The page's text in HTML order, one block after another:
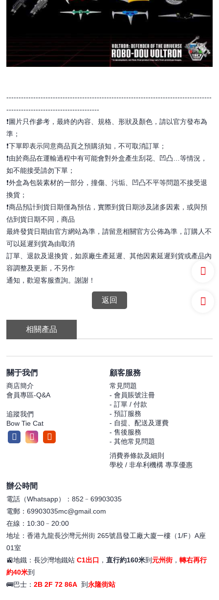
------------------------------------------------------------------------------------
--------------------------------------
❗️圖片只作參考，最終的內容、規格、形狀及顏色，請以官方發布為
準；
❗️下單即表示同意商品頁之預購須知，不可取消訂單；
❗️由於商品在運輸過程中有可能會對外盒產生刮花、凹凸…等情況，
如不能接受請勿下單；
❗️外盒為包裝素材的一部分，撞傷、污垢、凹凸不平等問題不接受退
換貨；
❗️商品預計到貨日期僅為預估，實際到貨日期涉及諸多因素，或與預
估到貨日期不同，商品
最終發貨日期由官方網站為準，請留意相關官方公佈為準，訂購人不
可以延遲到貨為由取消
訂單、退款及退換貨，如原廠生產延遲、其他因素延遲到貨或產品內
容調整及更新，不另作
通知，歡迎客服查詢。謝謝！
返回
相關產品
關于我們
商店簡介
會員專區-Q&A
追蹤我們
Bow Tie Cat
顧客服務
常見問題
- 會員賬號注冊
- 訂單 / 付款
- 預訂服務
- 自提、配送及運費
- 售後服務
- 其他常見問題
消費券條款及細則
學校 / 非牟利機構 專享優惠
辦公時間
電話（Whatsapp）：852﹣69903035
電郵：69903035mc@gmail.com
在線：10:30﹣20:00
地址：香港九龍長沙灣元州街 265號昌發工廠大廈一樓（1/F）A座
01室
🚉地鐵：長沙灣地鐵站C1出口 ，直行約160米到 元州街，轉右再行
約40米到
🚌巴士：2B 2F 72 86A 到永隆街站